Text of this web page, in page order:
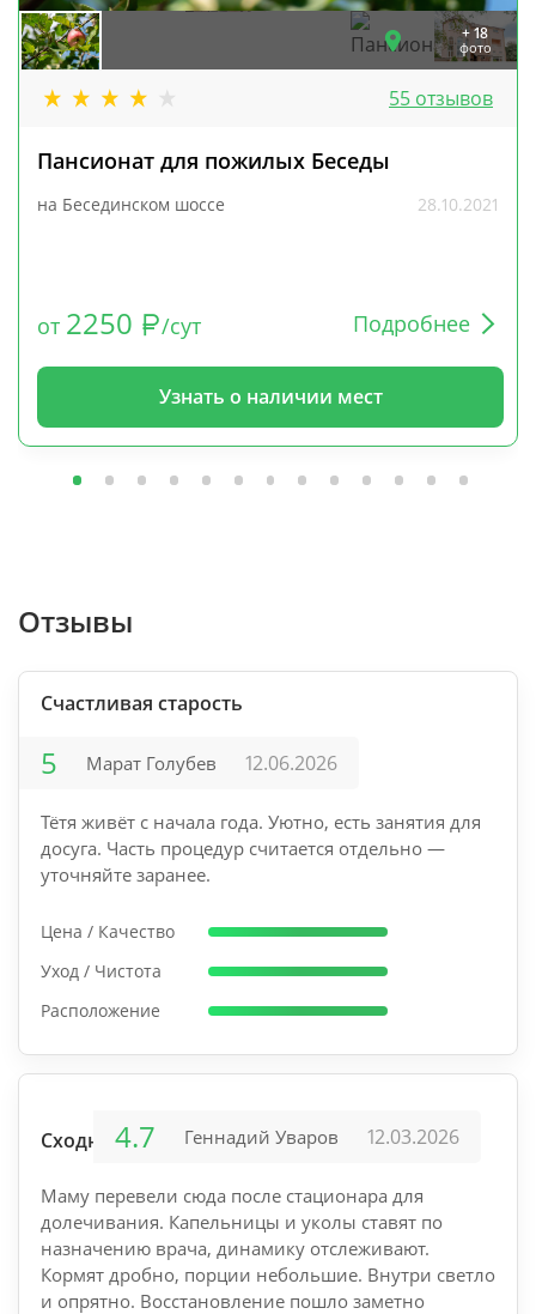
+ 18
фото
55 отзывов
Пансионат для пожилых Беседы
на Бесединском шоссе 28.10.2021
от 2250 /сут Подробнее
Узнать о наличии мест
Отзывы
Счастливая старость
5 Марат Голубев 12.06.2026
Тётя живёт с начала года. Уютно, есть занятия для
досуга. Часть процедур считается отдельно —
уточняйте заранее.
Цена / Качество
Уход / Чистота
Расположение
Сходня 4.7 Геннадий Уваров 12.03.2026
Маму перевели сюда после стационара для
долечивания. Капельницы и уколы ставят по
назначению врача, динамику отслеживают.
Кормят дробно, порции небольшие. Внутри светло
и опрятно. Восстановление пошло заметно